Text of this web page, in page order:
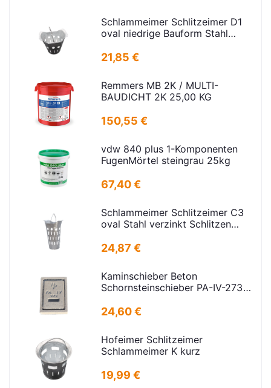
Schlammeimer Schlitzeimer D1
oval niedrige Bauform Stahl
D=395mm
21,85 €
Remmers MB 2K / MULTI-
BAUDICHT 2K 25,00 KG
150,55 €
vdw 840 plus 1-Komponenten
FugenMörtel steingrau 25kg
67,40 €
Schlammeimer Schlitzeimer C3
oval Stahl verzinkt Schlitzen
24,87 €
Kaminschieber Beton
Schornsteinschieber PA-IV-273
16,5x24,5cm
24,60 €
Hofeimer Schlitzeimer
Schlammeimer K kurz
19,99 €